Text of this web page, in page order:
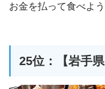
お金を払って食べよ
25位：【岩手